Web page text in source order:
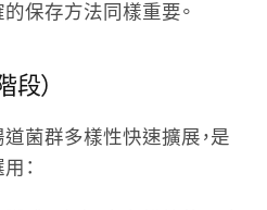
的保存方法同樣重要。
）
菌群多樣性快速擴展，是
：